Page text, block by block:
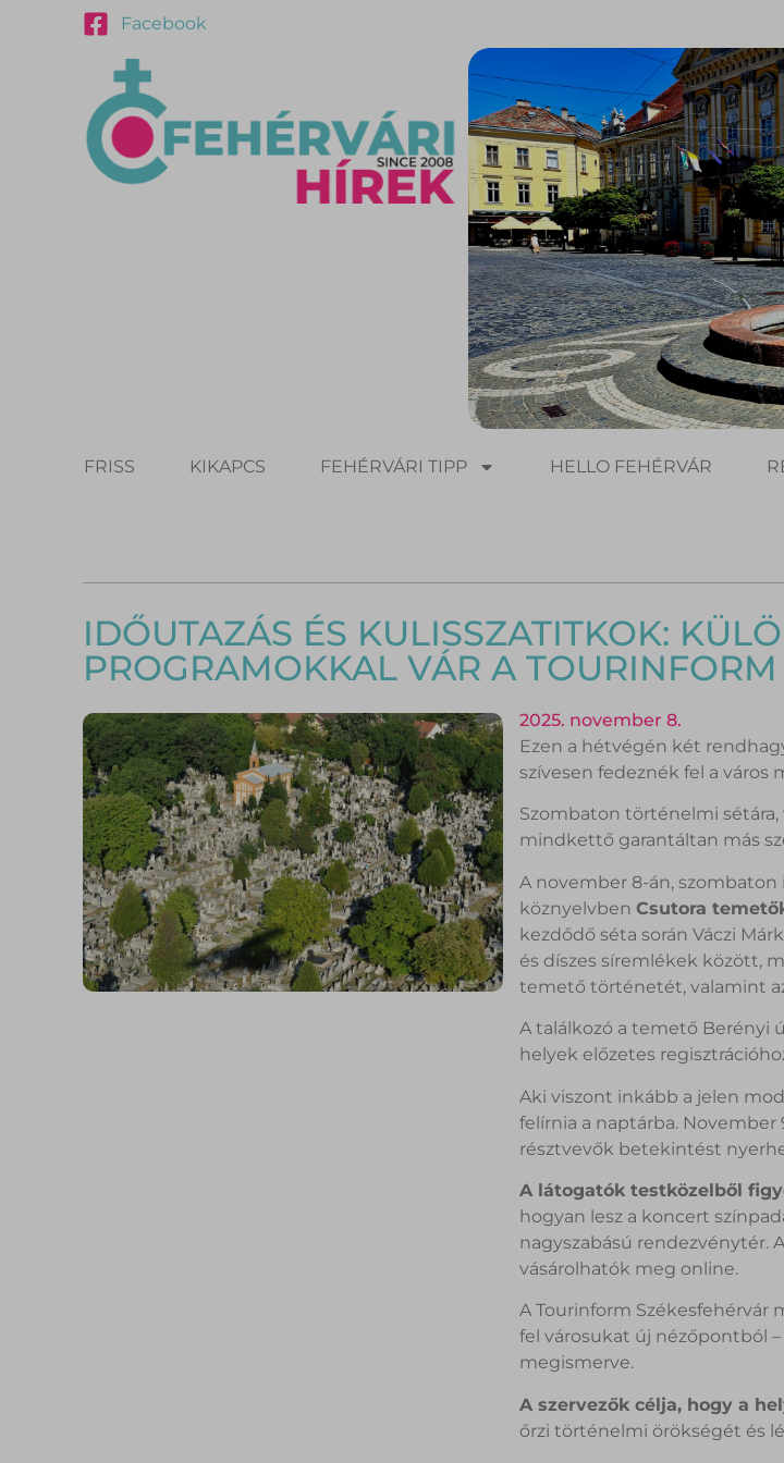
Facebook
FRISS KIKAPCS FEHÉRVÁRI TIPP HELLO FEHÉRVÁR
IDŐUTAZÁS ÉS KULISSZATITKOK:
PROGRAMOKKAL VÁR A
2025. november 8.
Ezen a hétvégén két
szívesen fedeznék fel a város
Szombaton történelmi sétára,
mindkettő garantáltan más
A november 8-án, szombaton
köznyelvben Csutora
kezdődő séta során Váczi
és díszes síremlékek között,
temető történetét, valamint
A találkozó a temető Berényi
helyek előzetes
Aki viszont inkább a jelen
felírnia a naptárba.
résztvevők betekintést
A látogatók testközelből
hogyan lesz a koncert
nagyszabású rendezvénytér.
vásárolhatók meg online.
A Tourinform Székesfehérvár
fel városukat új nézőpontból
megismerve.
A szervezők célja, hogy a
őrzi történelmi örökségét és